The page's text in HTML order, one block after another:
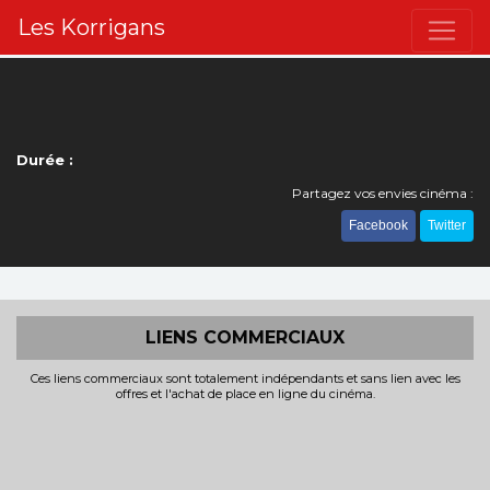
Les Korrigans
Durée :
Partagez vos envies cinéma :
Facebook Twitter
LIENS COMMERCIAUX
Ces liens commerciaux sont totalement indépendants et sans lien avec les
offres et l'achat de place en ligne du cinéma.